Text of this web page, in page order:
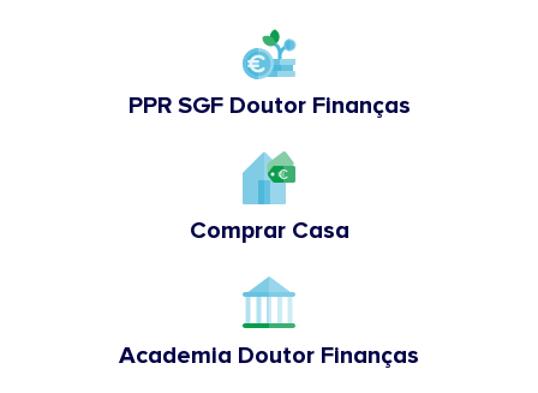
PPR SGF Doutor Finanças
Comprar Casa
Academia Doutor Finanças